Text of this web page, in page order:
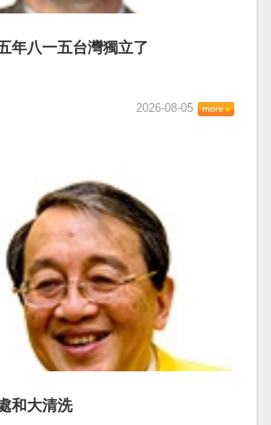
年八一五台灣獨立了
2026-08-05
和大清洗